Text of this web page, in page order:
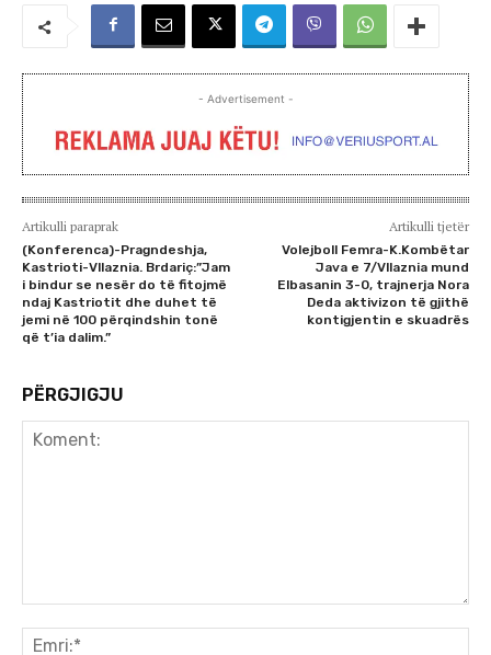
- Advertisement -
Artikulli paraprak
(Konferenca)-Pragndeshja,
Kastrioti-Vllaznia. Brdariç:”Jam
i bindur se nesër do të fitojmë
ndaj Kastriotit dhe duhet të
jemi në 100 përqindshin tonë
që t’ia dalim.”
Artikulli tjetër
Volejboll Femra-K.Kombëtar
Java e 7/Vllaznia mund
Elbasanin 3-0, trajnerja Nora
Deda aktivizon të gjithë
kontigjentin e skuadrës
PËRGJIGJU